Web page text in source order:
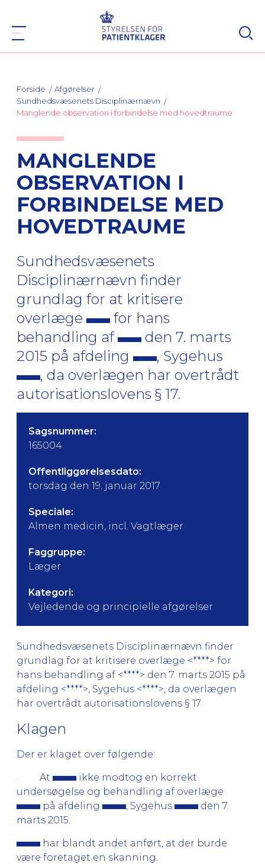
Forside
Afgørelser
Sundhedsvæsenets Disciplinærnævn
Manglende observation i forbindelse med hovedtraume
MANGLENDE
OBSERVATION I
FORBINDELSE MED
HOVEDTRAUME
Sundhedsvæsenets
Disciplinærnævn finder
grundlag for at kritisere
overlæge
for hans
behandling af
den 7. marts
2015 på afdeling
, Sygehus
, da overlægen har overtrådt
autorisationslovens § 17.
Sagsnummer:
165004
Offentliggørelsesdato:
torsdag den 19. januar 2017
Speciale:
Almen medicin, incl. Vagtlæger
Faggruppe:
Læger
Kategori:
Vejledende og principielle afgørelser
Sundhedsvæsenets Disciplinærnævn finder
grundlag for at kritisere overlæge <****> for
hans behandling af <****> den 7. marts 2015 på
afdeling <****>, Sygehus <****>, da overlægen
har overtrådt autorisationslovens § 17.
Klagen
Der er klaget over følgende:
· At
ikke modtog en korrekt
undersøgelse og behandling af overlæge
på afdeling
, Sygehus
den 7.
marts 2015.
har blandt andet anført, at der burde
være foretaget en skanning.